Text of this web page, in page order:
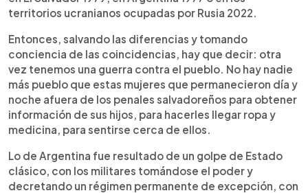
territorios ucranianos ocupadas por Rusia 2022.
Entonces, salvando las diferencias y tomando
conciencia de las coincidencias, hay que decir: otra
vez tenemos una guerra contra el pueblo. No hay nadie
más pueblo que estas mujeres que permanecieron día y
noche afuera de los penales salvadoreños para obtener
información de sus hijos, para hacerles llegar ropa y
medicina, para sentirse cerca de ellos.
Lo de Argentina fue resultado de un golpe de Estado
clásico, con los militares tomándose el poder y
decretando un régimen permanente de excepción, con